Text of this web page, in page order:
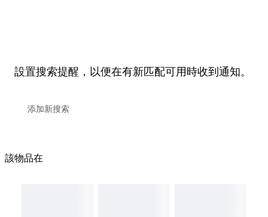
設置搜索提醒，以便在有新匹配可用時收到通知。
該物品在